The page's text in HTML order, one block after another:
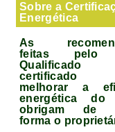
Sobre a
Energética
As
feitas pelo
certificado
melhorar a
energética do
obrigam de
forma o